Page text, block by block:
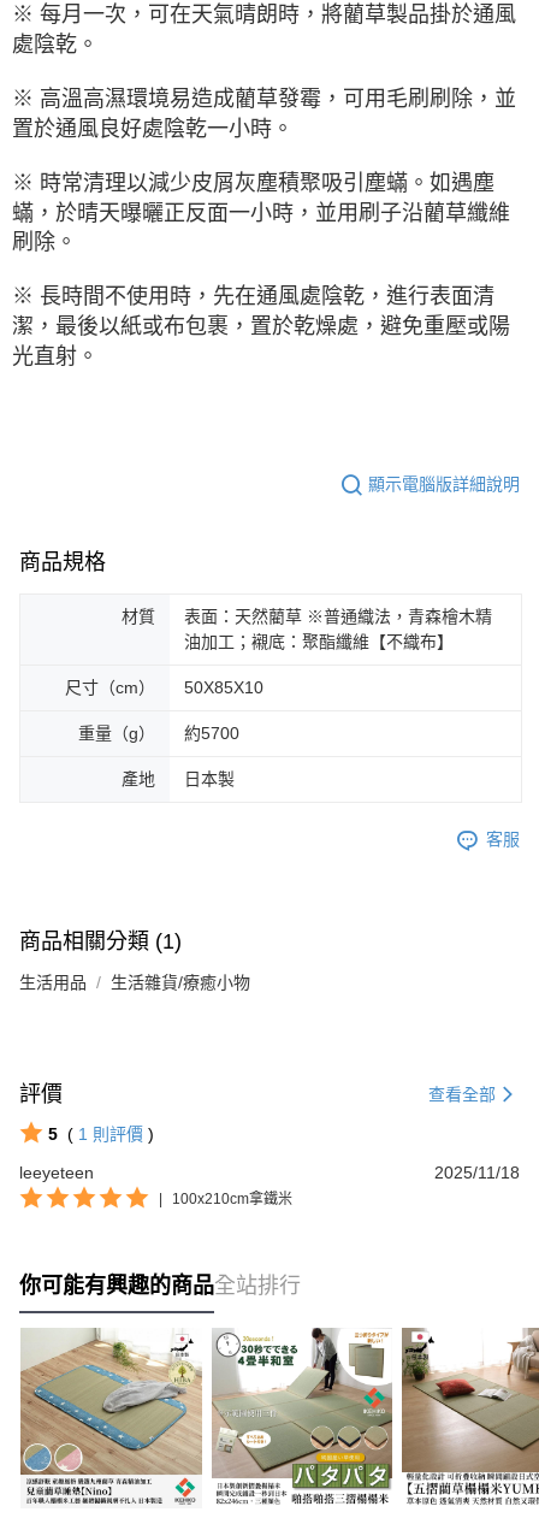
※ 每月一次，可在天氣晴朗時，將藺草製品掛於通風
處陰乾。
※ 高溫高濕環境易造成藺草發霉，可用毛刷刷除，並
置於通風良好處陰乾一小時。
※ 時常清理以減少皮屑灰塵積聚吸引塵蟎。如遇塵
蟎，於晴天曝曬正反面一小時，並用刷子沿藺草纖維
刷除。
※ 長時間不使用時，先在通風處陰乾，進行表面清
潔，最後以紙或布包裹，置於乾燥處，避免重壓或陽
光直射。
顯示電腦版詳細說明
商品規格
材質
表面：天然藺草 ※普通織法，青森檜木精
油加工；襯底：聚酯纖維【不織布】
尺寸（cm） 50X85X10
重量（g） 約5700
產地 日本製
客服
商品相關分類 (1)
生活用品 生活雜貨/療癒小物
評價 查看全部
5 ( 1 則評價 )
leeyeteen
2025/11/18
| 100x210cm拿鐵米
你可能有興趣的商品全站排行